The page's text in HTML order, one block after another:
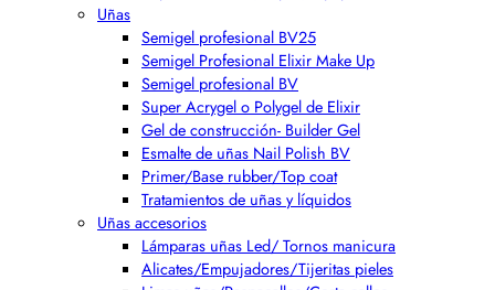
Uñas
Semigel profesional BV25
Semigel Profesional Elixir Make Up
Semigel profesional BV
Super Acrygel o Polygel de Elixir
Gel de construcción- Builder Gel
Esmalte de uñas Nail Polish BV
Primer/Base rubber/Top coat
Tratamientos de uñas y líquidos
Uñas accesorios
Lámparas uñas Led/ Tornos manicura
Alicates/Empujadores/Tijeritas pieles